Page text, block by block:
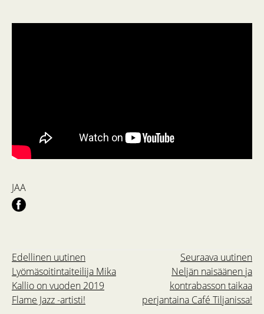
JAA
Seuraava uutinen
Neljän naisäänen ja
kontrabasson taikaa
perjantaina Café Tiljanissa!
Edellinen uutinen
Lyömäsoitintaiteilija Mika
Kallio on vuoden 2019
Flame Jazz -artisti!